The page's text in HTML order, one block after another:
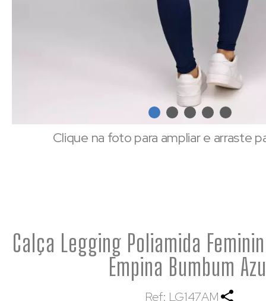
Clique na foto para ampliar e arraste
Calça Legging Poliamida
Empina Bumbum
Ref: LG147AM